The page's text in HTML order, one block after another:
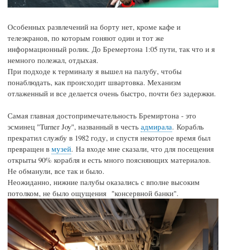
Особенных развлечений на борту нет, кроме кафе и
телеэкранов, по которым гоняют один и тот же
информационный ролик. До Бремертона 1:05 пути, так что и я
немного полежал, отдыхая.
При подходе к терминалу я вышел на палубу, чтобы
понаблюдать, как происходит швартовка. Механизм
отлаженный и все делается очень быстро, почти без задержки.
Самая главная достопримечательность Бремиртона - это
эсминец "Turner Joy", названный в честь адмирала. Корабль
прекратил службу в 1982 году, и спустя некоторое время был
превращен в музей. На входе мне сказали, что для посещения
открыты 90% корабля и есть много поясняющих материалов.
Не обманули, все так и было.
Неожиданно, нижние палубы оказались с вполне высоким
потолком, не было ощущения "консервной банки".